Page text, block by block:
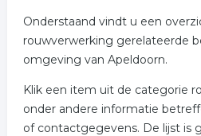
Onderstaand vindt u een
rouwverwerking gerelateerde
omgeving van Apeldoorn.
Klik een item uit de categorie
onder andere informatie
of contactgegevens. De lijst is